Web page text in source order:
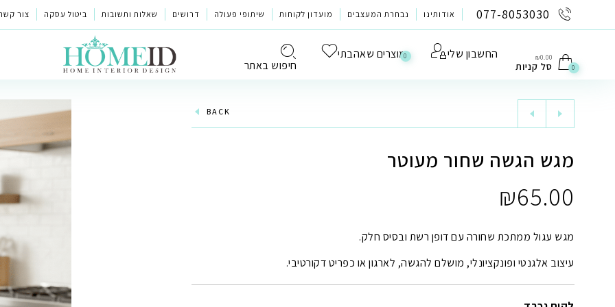
077-8053030 אודותינו נבחרת המעצבים מועדון לקוחות שיתופי פעולה דרושים שאלות ותשובות ביטול עסקה צור
חיפוש באתר
0מוצרים שאהבתי החשבון שלי ₪0.00
סל קניות 0
BACK
מגש הגשה שחור מעוטר
₪65.00
מגש עגול ממתכת שחורה עם דופן רשת ובסיס חלק.
עיצוב אלגנטי ופונקציונלי, מושלם להגשה, לארגון או כפריט דקורטיבי.